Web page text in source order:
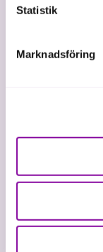
Statistik
Marknadsföring